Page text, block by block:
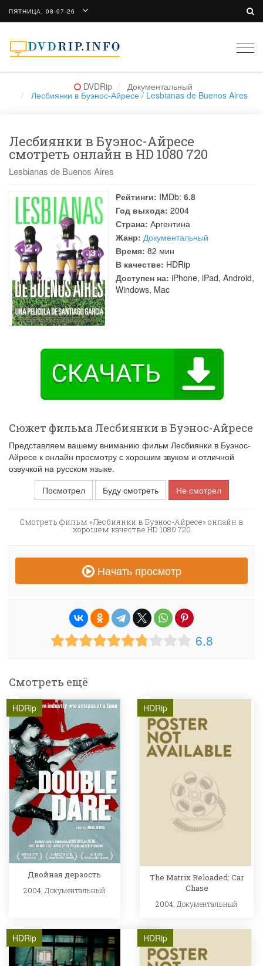
ПЯТНИЦА, 08-07-26
DVDRip Документальный
Лесбиянки в Буэнос-Айресе / Lesbianas de Buenos Aires
Лесбиянки в Буэнос-Айресе
смотреть онлайн в HD 1080 720
Lesbianas de Buenos Aires
Рейтинги: IMDb: 6.8
Год выхода: 2004
Страна: Аргентина
Жанр: Документальный
Время: 82 мин
В качестве: HDRip
Доступен на: iPhone, iPad, Android,
Windows, Mac
Сюжет фильма Лесбиянки в Буэнос-Айресе
Представляем вашему вниманию фильм Лесбиянки в Буэнос-
Айресе к онлайн просмотру с хорошим звуком и отличной
озвучкой на русском языке.
Посмотрел
Буду смотреть Не смотрел
Смотреть фильм «Лесбиянки в Буэнос-Айресе» онлайн в
хорошем качестве HD 1080 720
Начать просмотр
6.8
Смотреть ещё
HDRip
Двойная дерзость
2004, Документальный
HDRip
The Matrix Reloaded: Car
Chase
2004, Документальный
HDRip HDRip